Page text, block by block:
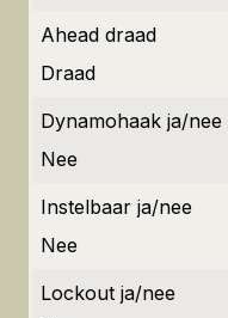
Ahead draad
Draad
Dynamohaak ja/nee
Nee
Instelbaar ja/nee
Nee
Lockout ja/nee